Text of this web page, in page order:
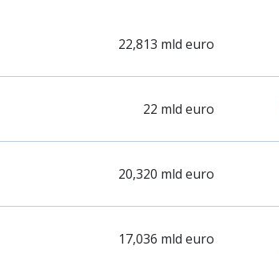
22,813 mld euro
22 mld euro
20,320 mld euro
17,036 mld euro